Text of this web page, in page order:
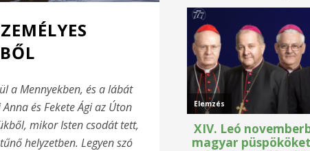
a Mennyekben, és a lábát
és Fekete Ági az Úton
mikor Isten csodát tett,
helyzetben. Legyen szó